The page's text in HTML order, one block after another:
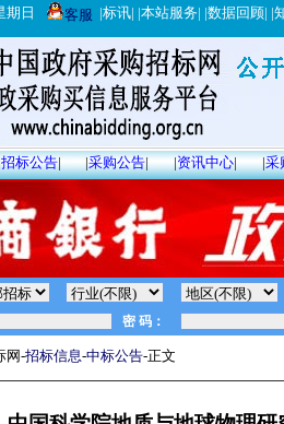
期日 客服 |标讯| |本站服务| |数据回顾| |
招标公告| |采购公告| |资讯中心| |采
网-招标信息-中标公告-正文